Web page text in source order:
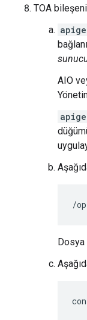
TOA
AIO
/
Dosya